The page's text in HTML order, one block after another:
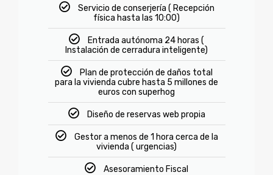
Servicio de conserjería ( Recepción
física hasta las 10:00)
Entrada autónoma 24 horas (
Instalación de cerradura inteligente)
Plan de protección de daños total
para la vivienda cubre hasta 5 millones de
euros con superhog
Diseño de reservas web propia
Gestor a menos de 1 hora cerca de la
vivienda ( urgencias)
Asesoramiento Fiscal